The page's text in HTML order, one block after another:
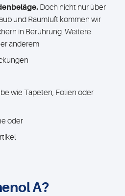
Doch nicht nur über
und Raumluft kommen wir
in Berührung. Weitere
anderem
wie Tapeten, Folien oder
oder
A?